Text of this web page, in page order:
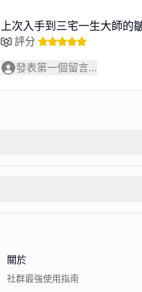
上次入手到三宅一生大師的
評分
發表第一個留言...
關於
社群最強使用指南